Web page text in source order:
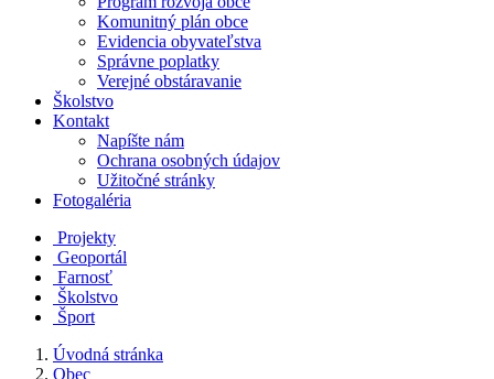
Komunitný plán obce
Evidencia obyvateľstva
Správne poplatky
Verejné obstáravanie
Školstvo
Kontakt
Napíšte nám
Ochrana osobných údajov
Užitočné stránky
Fotogaléria
Projekty
Geoportál
Farnosť
Školstvo
Šport
Úvodná stránka
Obec